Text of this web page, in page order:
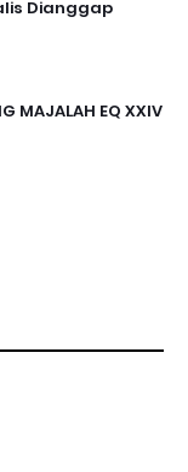
Dianggap
MAJALAH EQ XXIV